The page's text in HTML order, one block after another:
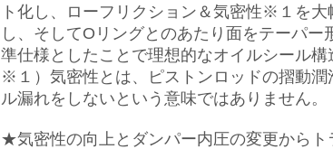
ト化し、ローフリクション＆気密性※１を
し、そしてOリングとのあたり面をテーパ
準仕様としたことで理想的なオイルシール構
※１）気密性とは、ピストンロッドの摺動
ル漏れをしないという意味ではありません。
★気密性の向上とダンパー内圧の変更から